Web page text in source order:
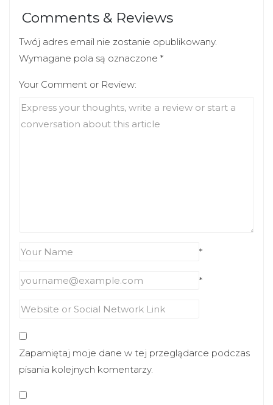
Comments & Reviews
Twój adres email nie zostanie opublikowany.
Wymagane pola są oznaczone *
Your Comment or Review:
*
*
Zapamiętaj moje dane w tej przeglądarce podczas
pisania kolejnych komentarzy.